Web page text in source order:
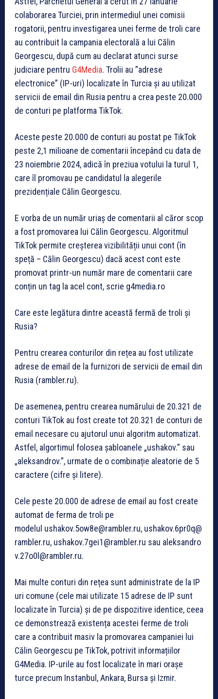
colaborarea Turciei, prin intermediul unei comisii
rogatorii, pentru investigarea unei ferme de troli care
au contribuit la campania electorală a lui Călin
Georgescu, după cum au declarat atunci surse
judiciare pentru G4Media. Trolii au ”adrese
electronice” (IP-uri) localizate în Turcia și au utilizat
servicii de email din Rusia pentru a crea peste 20.000
de conturi pe platforma TikTok.
Aceste peste 20.000 de conturi au postat pe TikTok
peste 2,1 milioane de comentarii începând cu data de
23 noiembrie 2024, adică în preziua votului la turul 1,
care îl promovau pe candidatul la alegerile
prezidențiale Călin Georgescu.
E vorba de un număr uriaș de comentarii al căror scop
a fost promovarea lui Călin Georgescu. Algoritmul
TikTok permite creșterea vizibilității unui cont (în
speță – Călin Georgescu) dacă acest cont este
promovat printr-un număr mare de comentarii care
conțin un tag la acel cont, scrie g4media.ro
Care este legătura dintre această fermă de troli și
Rusia?
Pentru crearea conturilor din rețea au fost utilizate
adrese de email de la furnizori de servicii de email din
Rusia (rambler.ru).
De asemenea, pentru crearea numărului de 20.321 de
conturi TikTok au fost create tot 20.321 de conturi de
email necesare cu ajutorul unui algoritm automatizat.
Astfel, algortimul folosea șabloanele „ushakov.” sau
„aleksandrov.”, urmate de o combinație aleatorie de 5
caractere (cifre și litere).
Cele peste 20.000 de adrese de email au fost create
automat de ferma de troli pe
modelul ushakov.5ow8e@rambler.ru, ushakov.6pr0q@
rambler.ru, ushakov.7gei1@rambler.ru sau aleksandro
v.27o0l@rambler.ru.
Mai multe conturi din rețea sunt administrate de la IP
uri comune (cele mai utilizate 15 adrese de IP sunt
localizate în Turcia) și de pe dispozitive identice, ceea
ce demonstrează existența acestei ferme de troli
care a contribuit masiv la promovarea campaniei lui
Călin Georgescu pe TikTok, potrivit informațiilor
G4Media. IP-urile au fost localizate în mari orașe
turce precum Instanbul, Ankara, Bursa și Izmir.